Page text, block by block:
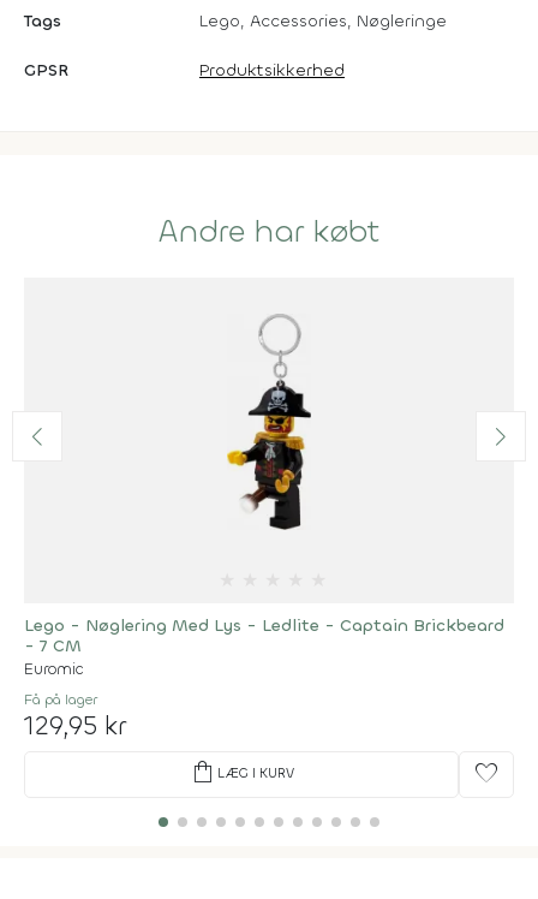
Tags Lego, Accessories, Nøgleringe
GPSR Produktsikkerhed
Andre har købt
Lego - Nøglering Med Lys - Ledlite - Captain Brickbeard
- 7 CM
Euromic
Få på lager
129,95 kr
shopping_bag LÆG I KURV favorite